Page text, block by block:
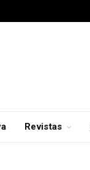
Revistas